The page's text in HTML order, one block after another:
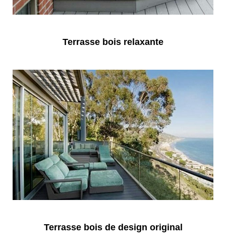
Terrasse bois relaxante
Terrasse bois de design original